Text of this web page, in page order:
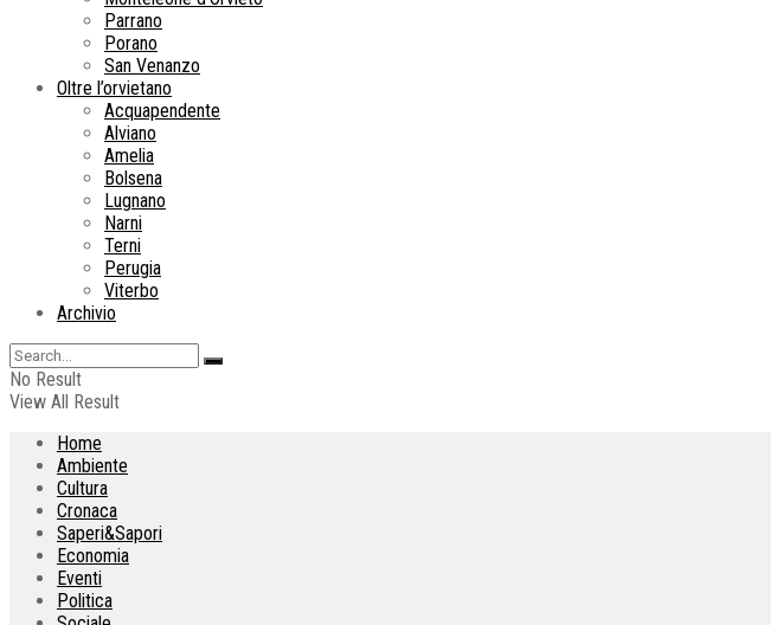
Parrano
Porano
San Venanzo
Oltre l’orvietano
Acquapendente
Alviano
Amelia
Bolsena
Lugnano
Narni
Terni
Perugia
Viterbo
Archivio
No Result
View All Result
Home
Ambiente
Cultura
Cronaca
Saperi&Sapori
Economia
Eventi
Politica